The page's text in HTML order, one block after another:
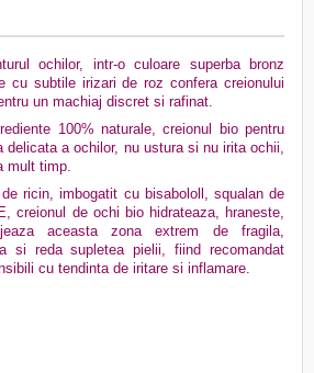
ochilor, intr-o culoare superba bronz
cu subtile irizari de roz confera creionului
un machiaj discret si rafinat.
100% naturale, creionul bio pentru
delicata a ochilor, nu ustura si nu irita ochii,
mult timp.
ricin, imbogatit cu bisabololl, squalan de
creionul de ochi bio hidrateaza, hraneste,
aceasta zona extrem de fragila,
si reda supletea pielii, fiind recomandat
cu tendinta de iritare si inflamare.